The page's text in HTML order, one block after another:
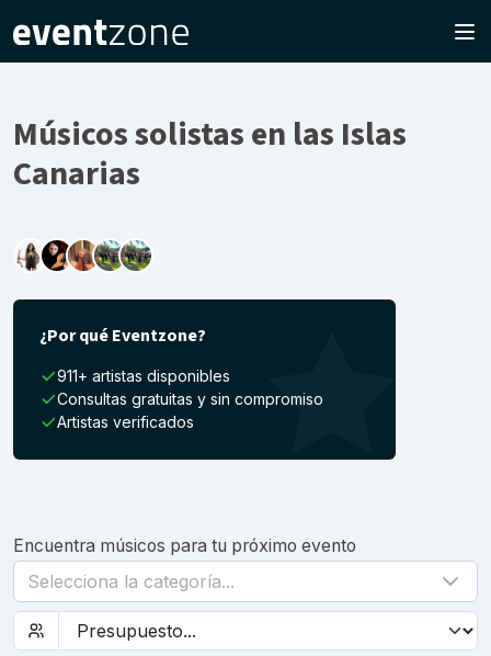
Músicos solistas en las Islas
Canarias
¿Por qué Eventzone?
911+ artistas disponibles
Consultas gratuitas y sin compromiso
Artistas verificados
Encuentra músicos para tu próximo evento
Selecciona la categoría...